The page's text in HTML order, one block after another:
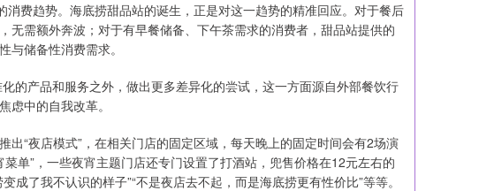
费趋势。海底捞甜品站的诞生，正是对这一趋势的精准回应。对于餐后
无需额外奔波；对于有早餐储备、下午茶需求的消费者，甜品站提供的
与储备性消费需求。
产品和服务之外，做出更多差异化的尝试，这一方面源自外部餐饮行
虑中的自我改革。
“夜店模式”，在相关门店的固定区域，每天晚上的固定时间会有2场演
单”，一些夜宵主题门店还专门设置了打酒站，兜售价格在12元左右的
了我不认识的样子”“不是夜店去不起，而是海底捞更有性价比”等等。